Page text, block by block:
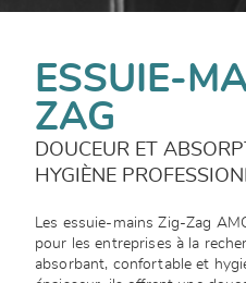
ESSUIE-
ZAG
DOUCEUR ET
HYGIÈNE
Les essuie-mains Zig-Zag
pour les entreprises à la
absorbant, confortable et